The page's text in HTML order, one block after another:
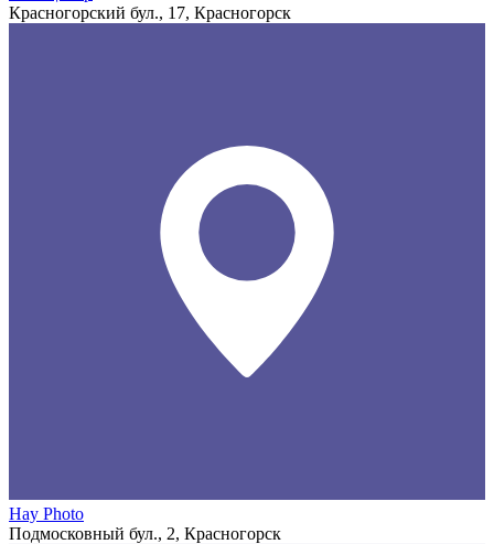
Красногорский бул., 17, Красногорск
Hay Photo
Подмосковный бул., 2, Красногорск